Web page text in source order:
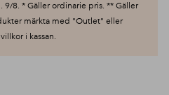
8. * Gäller ordinarie pris. ** Gäller
märkta med "Outlet" eller
i kassan.